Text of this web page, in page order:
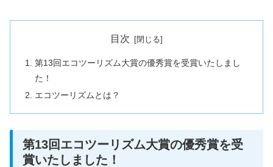
目次
第13回エコツーリズム大賞の優秀賞を受賞いたしまし
た！
エコツーリズムとは？
第13回エコツーリズム大賞の優秀賞を受
賞いたしました！